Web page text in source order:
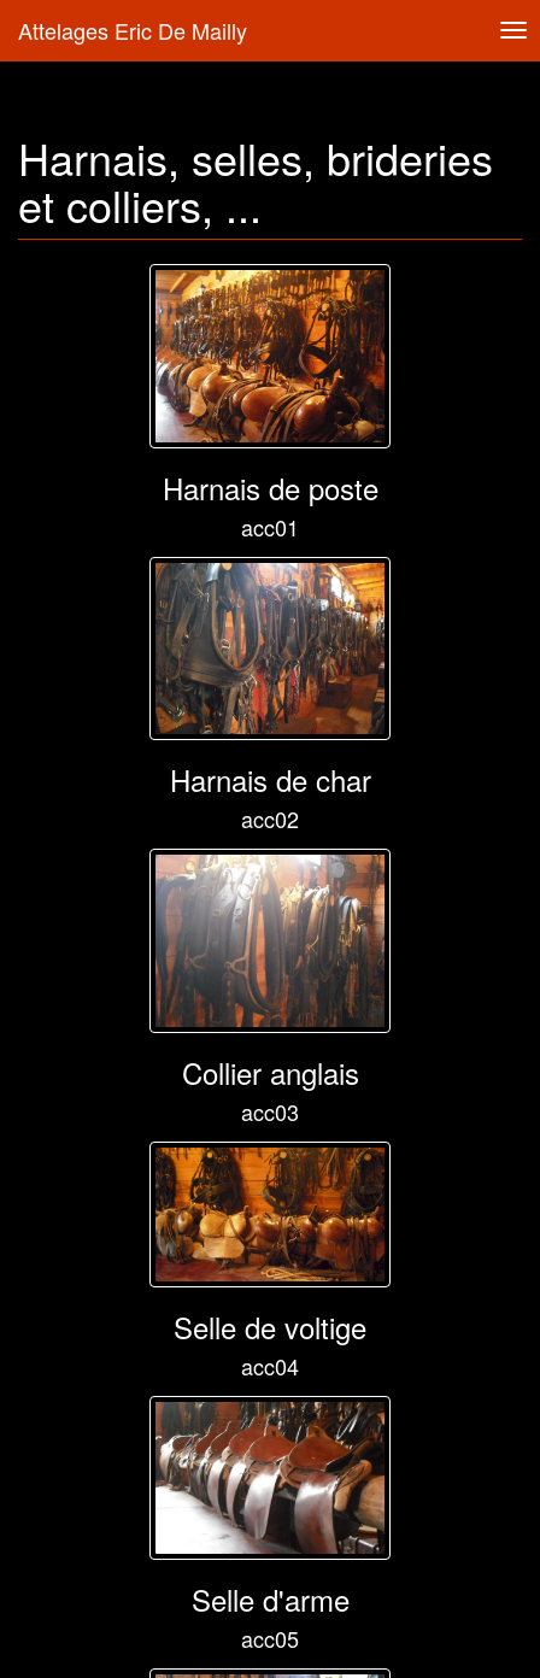
Attelages Eric De Mailly
Harnais, selles, brideries
et colliers, ...
Harnais de poste
acc01
Harnais de char
acc02
Collier anglais
acc03
Selle de voltige
acc04
Selle d'arme
acc05